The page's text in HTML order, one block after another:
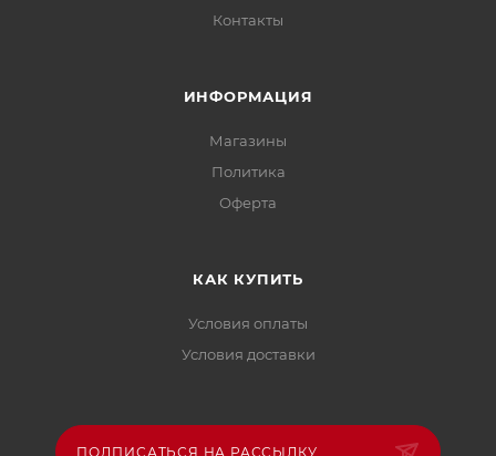
Контакты
ИНФОРМАЦИЯ
Магазины
Политика
Офертa
КАК КУПИТЬ
Условия оплаты
Условия доставки
ПОДПИСАТЬСЯ НА РАССЫЛКУ